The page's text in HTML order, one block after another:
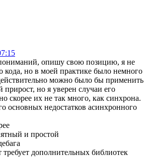
опишу свою позицию, я не
кода, но в моей практике было немного
можно было бы применить
но я уверен случаи его
скорее их не так много, как синхрона.
основных недостатков асинхронного
и простой
дополнительных библиотек